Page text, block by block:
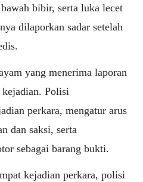
bibir, serta luka lecet
dilaporkan sadar setelah
yang menerima laporan
kejadian. Polisi
perkara, mengatur arus
dan saksi, serta
sebagai barang bukti.
kejadian perkara, polisi